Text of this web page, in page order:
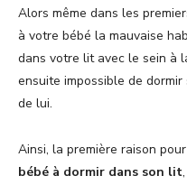
Alors même dans les
à votre bébé la mauvaise
dans votre lit avec le sein à
ensuite impossible de
de lui.
Ainsi, la première raison
bébé à dormir dans son lit